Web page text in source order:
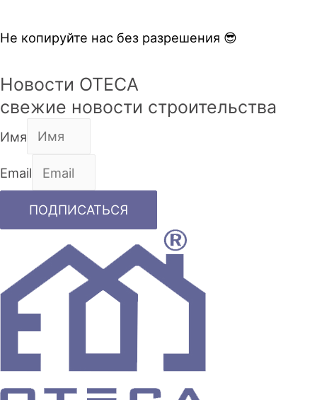
Не копируйте нас без разрешения 😎
Новости OTECA
свежие новости строительства
Имя
Email
ПОДПИСАТЬСЯ